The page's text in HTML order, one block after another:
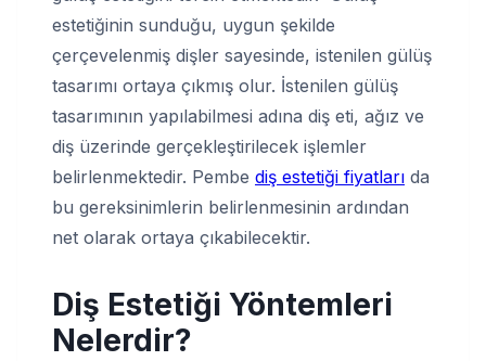
estetiğinin sunduğu, uygun şekilde
çerçevelenmiş dişler sayesinde, istenilen gülüş
tasarımı ortaya çıkmış olur. İstenilen gülüş
tasarımının yapılabilmesi adına diş eti, ağız ve
diş üzerinde gerçekleştirilecek işlemler
belirlenmektedir. Pembe diş estetiği fiyatları da
bu gereksinimlerin belirlenmesinin ardından
net olarak ortaya çıkabilecektir.
Diş Estetiği Yöntemleri
Nelerdir?